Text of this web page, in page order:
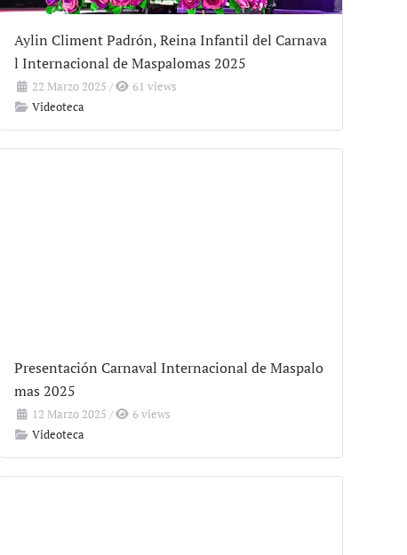
Aylin Climent Padrón, Reina Infantil del Carnava
l Internacional de Maspalomas 2025
22 Marzo 2025 /
61 views
Videoteca
Presentación Carnaval Internacional de Maspalo
mas 2025
12 Marzo 2025 /
6 views
Videoteca